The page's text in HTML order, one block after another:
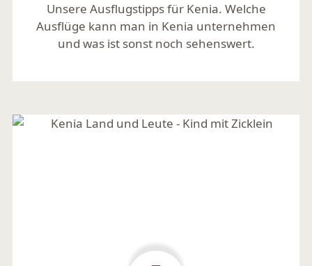
Unsere Ausflugstipps für Kenia. Welche
Ausflüge kann man in Kenia unternehmen
und was ist sonst noch sehenswert.